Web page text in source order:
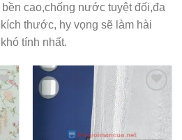
cao,chống nước tuyệt đối,đa
thước, hy vọng sẽ làm hài
tính nhất.
Wishlist